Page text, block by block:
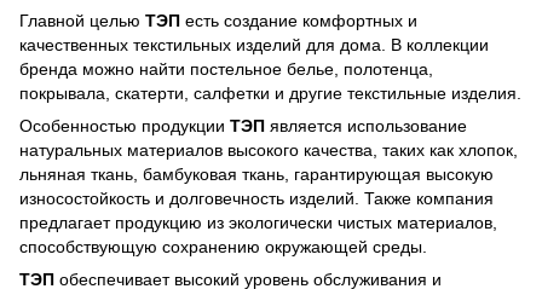
Главной целью ТЭП есть создание комфортных и
качественных текстильных изделий для дома. В коллекции
бренда можно найти постельное белье, полотенца,
покрывала, скатерти, салфетки и другие текстильные изделия.
Особенностью продукции ТЭП является использование
натуральных материалов высокого качества, таких как хлопок,
льняная ткань, бамбуковая ткань, гарантирующая высокую
износостойкость и долговечность изделий. Также компания
предлагает продукцию из экологически чистых материалов,
способствующую сохранению окружающей среды.
ТЭП обеспечивает высокий уровень обслуживания и